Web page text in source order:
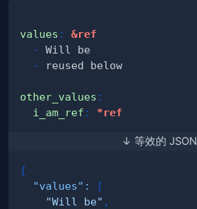
values :
&ref
-
-
other_values :
i_am_ref : *ref
↓ 等效的 JSON
{
"values" :
[
"Will be" ,